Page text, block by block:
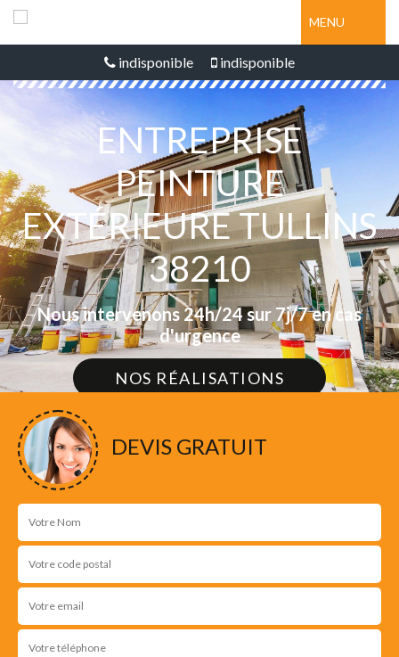
MENU
indisponible indisponible
ENTREPRISE
PEINTURE
EXTÉRIEURE TULLINS
38210
Nous intervenons 24h/24 sur 7j/7 en cas
d'urgence
NOS RÉALISATIONS
DEVIS GRATUIT